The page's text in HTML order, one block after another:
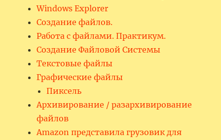
Windows Explorer
Создание файлов.
Работа с файлами. Практикум.
Создание Файловой Системы
Текстовые файлы
Графические файлы
Пиксель
Архивирование / разархивирование
файлов
Amazon представила грузовик для